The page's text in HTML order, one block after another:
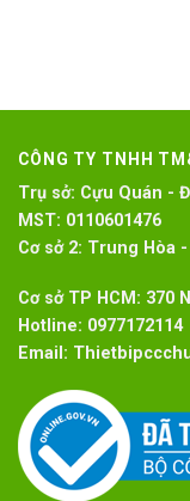
CÔNG TY TNHH
Trụ sở: Cựu Quán -
MST: 0110601476
Cơ sở 2: Trung Hòa -
Cơ sở TP HCM: 370
Hotline:
Email: